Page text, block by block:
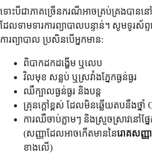
ទោះបីជាភាគច្រើនករណីអាចគ្រប់គ្រងបានន
ដែលទាមទារការព្យាបាលបន្ទាន់។ សូមទូរស័ព្
ការព្យាបាល ប្រសិនបើអ្នកមាន:
ពិបាកដកដង្ហើម ឬលេប
វិលមុខ សន្លប់ ឬស្រវាំងភ្នែកធ្ងន់ធ្ងរ
ឈឺក្បាលធ្ងន់ធ្ងរ និងបន្ត
គ្រុនក្តៅខ្ពស់ ដែលមិនឆ្លើយតបនឹងថ្នាំ
ការឈឺចាប់ភ្លាមៗ និងស្រួចស្រាវនៅផ្ន
(សញ្ញាដែលអាចកើតមាននៃរោគសញ្ញ
ខាងលើ)